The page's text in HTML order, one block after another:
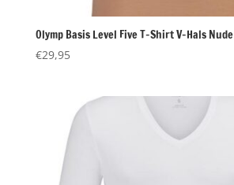
Olymp Basis Level Five T-Shirt V-Hals Nude
€29,95